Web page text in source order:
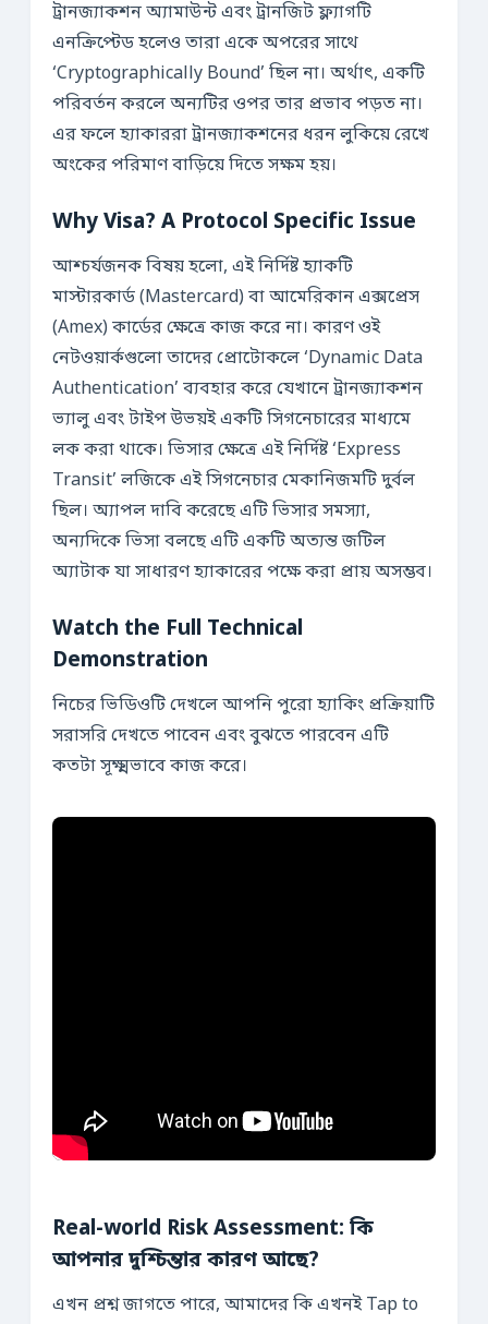
ট্রানজ্যাকশন অ্যামাউন্ট এবং ট্রানজিট ফ্ল্যাগটি
এনক্রিপ্টেড হলেও তারা একে অপরের সাথে
‘Cryptographically Bound’ ছিল না। অর্থাৎ, একটি
পরিবর্তন করলে অন্যটির ওপর তার প্রভাব পড়ত না।
এর ফলে হ্যাকাররা ট্রানজ্যাকশনের ধরন লুকিয়ে রেখে
অংকের পরিমাণ বাড়িয়ে দিতে সক্ষম হয়।
Why Visa? A Protocol Specific Issue
আশ্চর্যজনক বিষয় হলো, এই নির্দিষ্ট হ্যাকটি
মাস্টারকার্ড (Mastercard) বা আমেরিকান এক্সপ্রেস
(Amex) কার্ডের ক্ষেত্রে কাজ করে না। কারণ ওই
নেটওয়ার্কগুলো তাদের প্রোটোকলে ‘Dynamic Data
Authentication’ ব্যবহার করে যেখানে ট্রানজ্যাকশন
ভ্যালু এবং টাইপ উভয়ই একটি সিগনেচারের মাধ্যমে
লক করা থাকে। ভিসার ক্ষেত্রে এই নির্দিষ্ট ‘Express
Transit’ লজিকে এই সিগনেচার মেকানিজমটি দুর্বল
ছিল। অ্যাপল দাবি করেছে এটি ভিসার সমস্যা,
অন্যদিকে ভিসা বলছে এটি একটি অত্যন্ত জটিল
অ্যাটাক যা সাধারণ হ্যাকারের পক্ষে করা প্রায় অসম্ভব।
Watch the Full Technical
Demonstration
নিচের ভিডিওটি দেখলে আপনি পুরো হ্যাকিং প্রক্রিয়াটি
সরাসরি দেখতে পাবেন এবং বুঝতে পারবেন এটি
কতটা সূক্ষ্মভাবে কাজ করে।
Real-world Risk Assessment: কি
আপনার দুশ্চিন্তার কারণ আছে?
এখন প্রশ্ন জাগতে পারে, আমাদের কি এখনই Tap to